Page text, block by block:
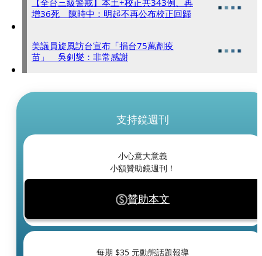
【全台三級警戒】本土+校正共343例、再
增36死 陳時中：明起不再公布校正回歸
美議員旋風訪台宣布「捐台75萬劑疫
苗」 吳釗燮：非常感謝
支持鏡週刊
小心意大意義
小額贊助鏡週刊！
贊助本文
每期 $35 元動態話題報導